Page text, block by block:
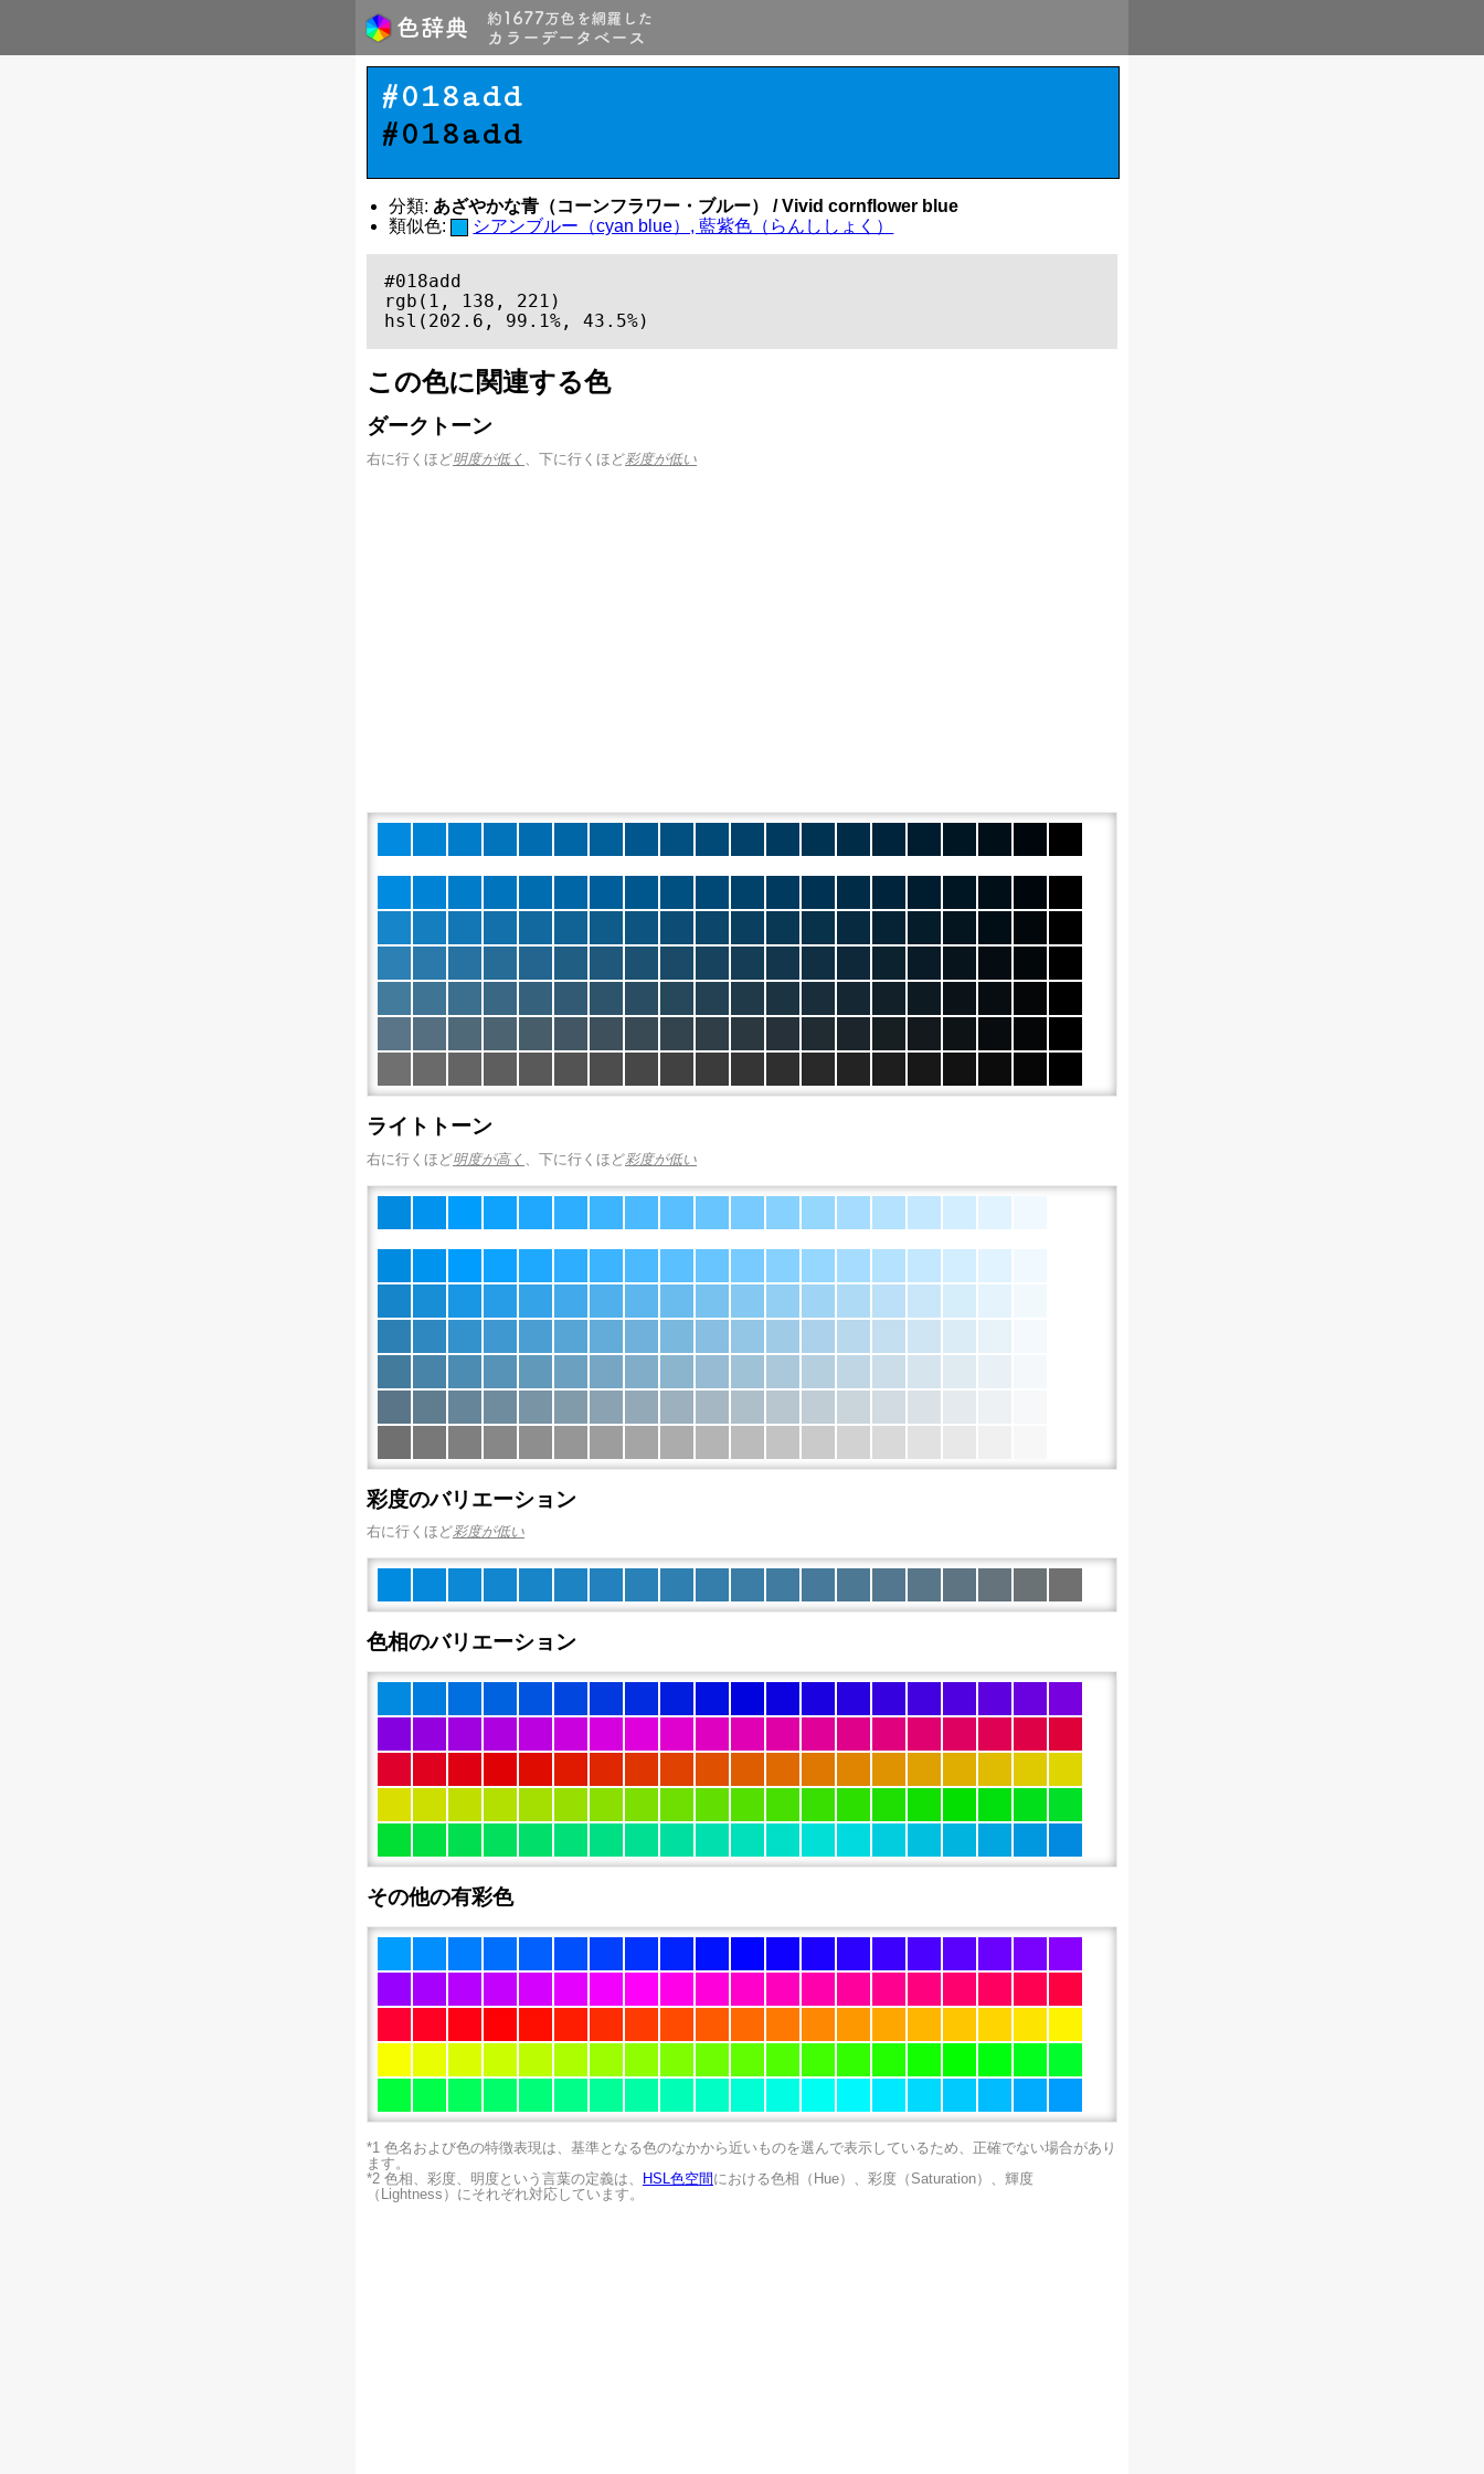
#018add
#018add
分類: あざやかな青（コーンフラワー・ブルー） / Vivid cornflower blue
類似色:
シアンブルー（cyan blue）, 藍紫色（らんししょく）
#018add
rgb(1, 138, 221)
hsl(202.6, 99.1%, 43.5%)
この色に関連する色
ダークトーン
右に行くほど明度が低く 、下に行くほど彩度が低い
ライトトーン
右に行くほど明度が高く 、下に行くほど彩度が低い
彩度のバリエーション
右に行くほど彩度が低い
色相のバリエーション
その他の有彩色
*1 色名および色の特徴表現は、基準となる色のなかから近いものを選んで表示しているため、正確でない場合があり
ます。
*2 色相、彩度、明度という言葉の定義は、
HSL色空間 における色相（Hue）、彩度（Saturation）、輝度
（Lightness）にそれぞれ対応しています。